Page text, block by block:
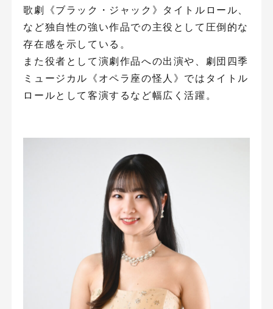
歌劇《ブラック・ジャック》タイトルロール、
など独自性の強い作品での主役として圧倒的な
存在感を示している。
また役者として演劇作品への出演や、劇団四季
ミュージカル《オペラ座の怪人》ではタイトル
ロールとして客演するなど幅広く活躍。